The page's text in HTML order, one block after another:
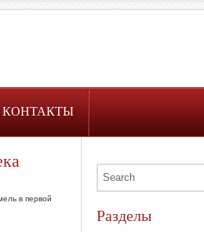
КОНТАКТЫ
в первой
Разделы